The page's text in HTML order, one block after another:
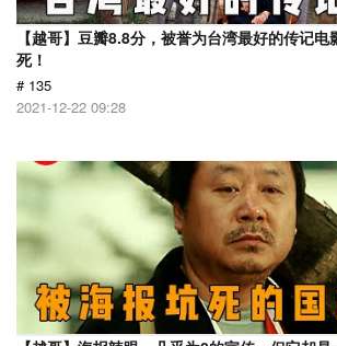
【越哥】豆瓣8.8分，被誉为台湾最好的传记
死！
# 135
2021-12-22 09:28